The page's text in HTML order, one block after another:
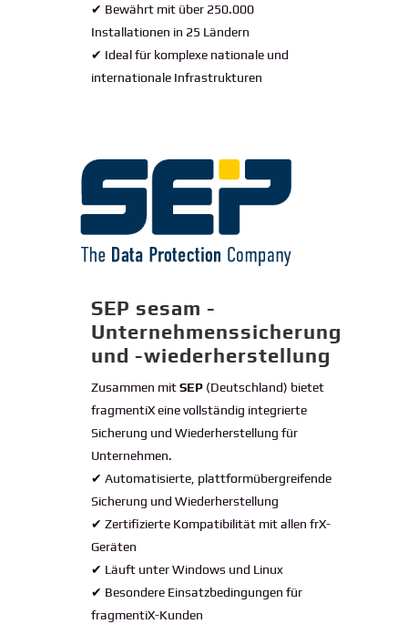
✔ Bewährt mit über 250.000
Installationen in 25 Ländern
✔ Ideal für komplexe nationale und
internationale Infrastrukturen
SEP sesam -
Unternehmenssicherung
und -wiederherstellung
Zusammen mitSEP(Deutschland) bietet
fragmentiX eine vollständig integrierte
Sicherung und Wiederherstellung für
Unternehmen.
✔ Automatisierte, plattformübergreifende
Sicherung und Wiederherstellung
✔ Zertifizierte Kompatibilität mit allen frX-
Geräten
✔ Läuft unter Windows und Linux
✔ Besondere Einsatzbedingungen für
fragmentiX-Kunden